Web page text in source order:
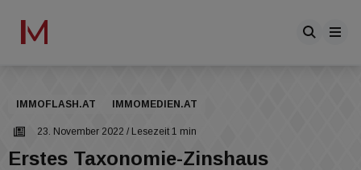
IMMOFLASH.AT IMMOMEDIEN.AT
23. November 2022 / Lesezeit 1 min
Erstes Taxonomie-Zinshaus